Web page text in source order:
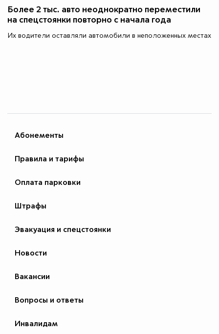
Более 2 тыс. авто неоднократно переместили
на спецстоянки повторно с начала года
Их водители оставляли автомобили в неположенных местах
Абонементы
Правила и тарифы
Оплата парковки
Штрафы
Эвакуация и спецстоянки
Новости
Вакансии
Вопросы и ответы
Инвалидам